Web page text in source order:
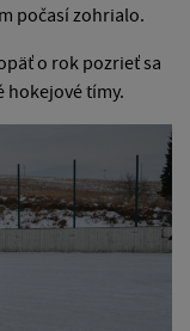
počasí zohrialo.
o rok pozrieť sa
hokejové tímy.